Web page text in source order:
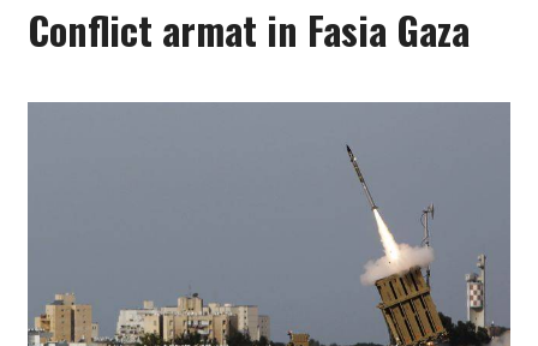
Conflict armat in Fasia Gaza